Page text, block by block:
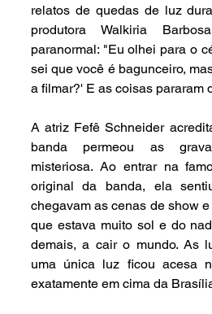
relatos de quedas de luz
produtora Walkiria
paranormal: "Eu olhei para o
sei que você é bagunceiro,
a filmar?' E as coisas pararam
A atriz Fefê Schneider
banda permeou as
misteriosa. Ao entrar na
original da banda, ela
chegavam as cenas de show
que estava muito sol e do
demais, a cair o mundo. As
uma única luz ficou acesa
exatamente em cima da